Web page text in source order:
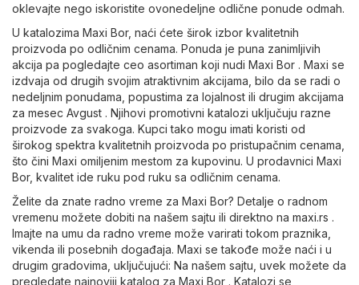
oklevajte nego iskoristite ovonedeljne odlične ponude odmah.
U katalozima Maxi Bor, naći ćete širok izbor kvalitetnih
proizvoda po odličnim cenama. Ponuda je puna zanimljivih
akcija pa pogledajte ceo asortiman koji nudi Maxi Bor . Maxi se
izdvaja od drugih svojim atraktivnim akcijama, bilo da se radi o
nedeljnim ponudama, popustima za lojalnost ili drugim akcijama
za mesec Avgust . Njihovi promotivni katalozi uključuju razne
proizvode za svakoga. Kupci tako mogu imati koristi od
širokog spektra kvalitetnih proizvoda po pristupačnim cenama,
što čini Maxi omiljenim mestom za kupovinu. U prodavnici Maxi
Bor, kvalitet ide ruku pod ruku sa odličnim cenama.
Želite da znate radno vreme za Maxi Bor? Detalje o radnom
vremenu možete dobiti na našem sajtu ili direktno na maxi.rs .
Imajte na umu da radno vreme može varirati tokom praznika,
vikenda ili posebnih događaja. Maxi se takođe može naći i u
drugim gradovima, uključujući: Na našem sajtu, uvek možete da
pregledate najnoviji katalog za Maxi Bor . Katalozi se